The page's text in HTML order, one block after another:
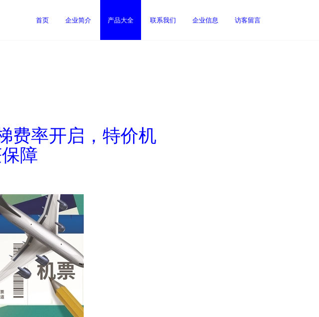
首页 企业简介 产品大全 联系我们 企业信息 访客留言
费率开启，特价机
障